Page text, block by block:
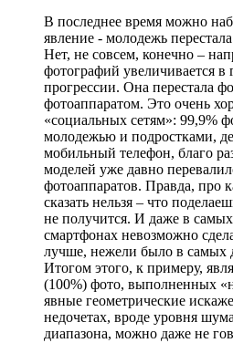
В последнее время можно
явление - молодежь
Нет, не совсем, конечно –
фотографий увеличивается в
прогрессии. Она перестала
фотоаппаратом. Это очень
«социальных сетям»: 99,9%
молодежью и подростками,
мобильный телефон, благо
моделей уже давно
фотоаппаратов. Правда, про
сказать нельзя – что
не получится. И даже в
смартфонах невозможно
лучше, нежели было в самых
Итогом этого, к примеру,
(100%) фото, выполненных
явные геометрические
недочетах, вроде уровня
диапазона, можно даже не